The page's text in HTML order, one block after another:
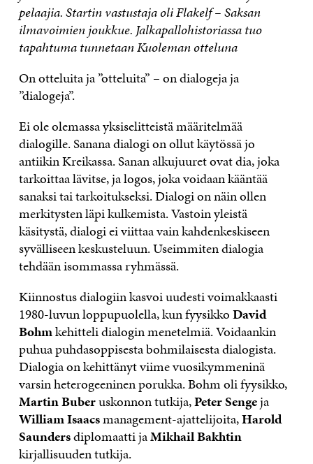
pelaajia. Startin vastustaja oli Flakelf – Saksan
ilmavoimien joukkue. Jalkapallohistoriassa tuo
tapahtuma tunnetaan Kuoleman otteluna
On otteluita ja ”otteluita” – on dialogeja ja
”dialogeja”.
Ei ole olemassa yksiselitteistä määritelmää
dialogille. Sanana dialogi on ollut käytössä jo
antiikin Kreikassa. Sanan alkujuuret ovat dia, joka
tarkoittaa lävitse, ja logos, joka voidaan kääntää
sanaksi tai tarkoitukseksi. Dialogi on näin ollen
merkitysten läpi kulkemista. Vastoin yleistä
käsitystä, dialogi ei viittaa vain kahdenkeskiseen
syvälliseen keskusteluun. Useimmiten dialogia
tehdään isommassa ryhmässä.
Kiinnostus dialogiin kasvoi uudesti voimakkaasti
1980-luvun loppupuolella, kun fyysikkoDavid
Bohmkehitteli dialogin menetelmiä. Voidaankin
puhua puhdasoppisesta bohmilaisesta dialogista.
Dialogia on kehittänyt viime vuosikymmeninä
varsin heterogeeninen porukka. Bohm oli fyysikko,
Martin Buberuskonnon tutkija,Peter Sengeja
William Isaacsmanagement-ajattelijoita,Harold
Saundersdiplomaatti jaMikhail Bakhtin
kirjallisuuden tutkija.